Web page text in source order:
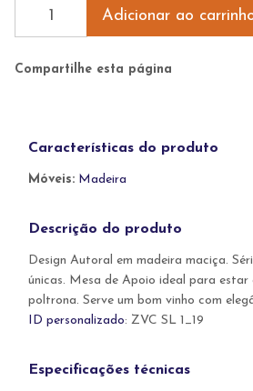
Adicionar ao
Compartilhe esta página
Características do produto
Móveis: Madeira
Descrição do produto
Design Autoral em madeira maciça.
únicas. Mesa de Apoio ideal para
poltrona. Serve um bom vinho com
ID personalizado: ZVC SL 1_19
Especificações técnicas